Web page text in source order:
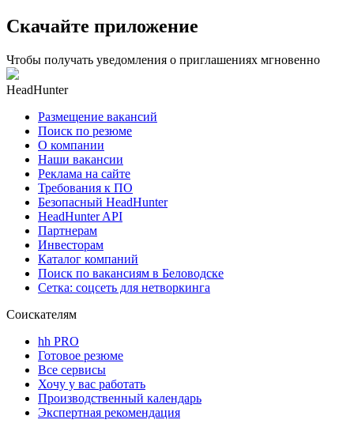
Скачайте приложение
Чтобы получать уведомления о приглашениях мгновенно
HeadHunter
Размещение вакансий
Поиск по резюме
О компании
Наши вакансии
Реклама на сайте
Требования к ПО
Безопасный HeadHunter
HeadHunter API
Партнерам
Инвесторам
Каталог компаний
Поиск по вакансиям в Беловодске
Сетка: соцсеть для нетворкинга
Соискателям
hh PRO
Готовое резюме
Все сервисы
Хочу у вас работать
Производственный календарь
Экспертная рекомендация